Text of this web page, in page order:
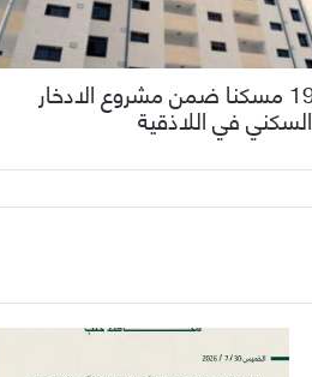
تخصيص 195 مسكنا ضمن مشروع الادخار
السكني في اللاذقية